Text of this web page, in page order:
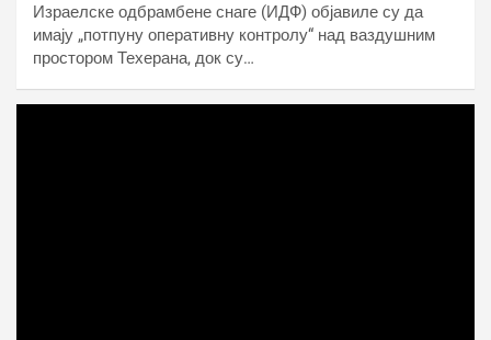
Израелске одбрамбене снаге (ИДФ) објавиле су да
имају „потпуну оперативну контролу“ над ваздушним
простором Техерана, док су…